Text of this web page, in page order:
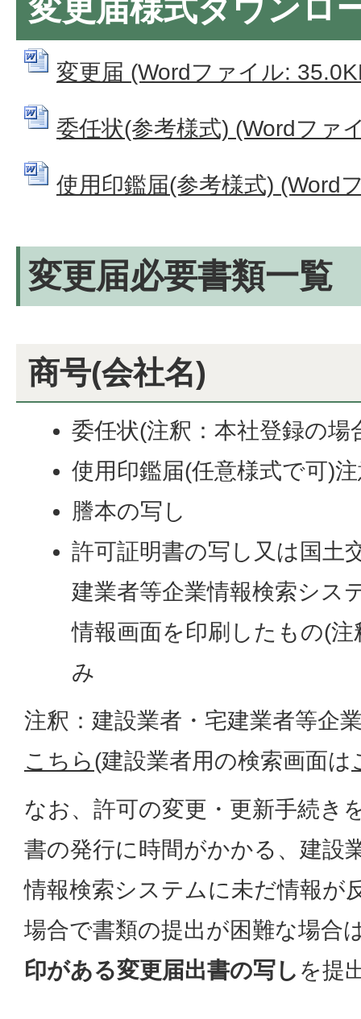
変更届様式ダウンロ
変更届 (Wordファイル:
委任状(参考様式) (Wordファ
使用印鑑届(参考様式) (Word
変更届必要書類一覧
商号(会社名)
委任状(注釈：本社登録の場
使用印鑑届(任意様式で可)
謄本の写し
許可証明書の写し又は国土
建業者等企業情報検索シス
情報画面を印刷したもの(
み
注釈：建設業者・宅建業者等企
こちら(建設業者用の検索画面は
なお、許可の変更・更新手続き
書の発行に時間がかかる、建設
情報検索システムに未だ情報が
場合で書類の提出が困難な場合
印がある変更届出書の写し を提